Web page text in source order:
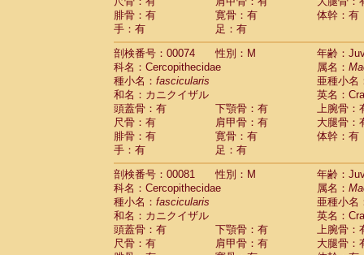
CercopithecidaeNasalis larvatus(0)
CercopithecidaePresbytes
CercopithecidaePygathrix nemaeus
CercopithecidaeSemnopithecus
Cercopithecidae
Trachypithecus
Cercopithecidae
Trachypithecus
Cercopithecidae
Trachypithecus
CercopithecidaeTrachypithecus
CercopithecidaeColobinae spp.(0)
CercopithecidaePresbytesinaespp.(0)
CercopithecidaeCercopithecidae
HylobatidaeHoolock hoolock(0)
HylobatidaeHylobates agilis
HylobatidaeHylobates klossii (0)
Hylobatidae
HylobatidaeHylobates moloch(0)
Hylobatidae Hylobates muelleri(0)
腓骨：有
寛骨：有
体幹：有
手：有
足：有
剖検番号：00074
性別：M
年齢：
科名：Cercopithecidae
属名：
種小名： fascicularis
亜種小名
和名：カニクイザル
英名：
頭蓋骨：有
下顎骨：有
上腕骨：
尺骨：有
肩甲骨：有
大腿骨：
腓骨：有
寛骨：有
体幹：有
手：有
足：有
剖検番号：00081
性別：M
年齢：
科名：Cercopithecidae
属名：
種小名： fascicularis
亜種小名
和名：カニクイザル
英名：
頭蓋骨：有
下顎骨：有
上腕骨：
尺骨：有
肩甲骨：有
大腿骨：